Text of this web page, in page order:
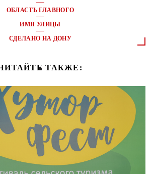
ОБЛАСТЬ ГЛАВНОГО
ИМЯ УЛИЦЫ
СДЕЛАНО НА ДОНУ
ТАКЖЕ: